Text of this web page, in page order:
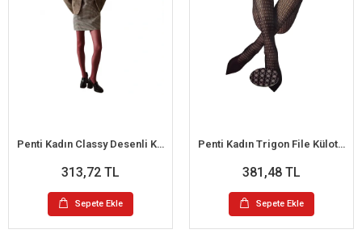
Penti Kadın Classy Desenli Külotlu Çorap
313,72 TL
Sepete Ekle
Penti Kadın Trigon File Külotlu Çorap
381,48 TL
Sepete Ekle